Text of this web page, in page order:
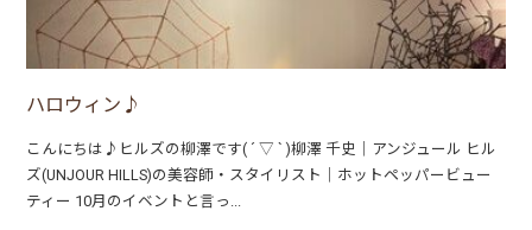
ハロウィン♪
こんにちは♪ヒルズの柳澤です( ´ ▽ ` )柳澤 千史｜アンジュール ヒル
ズ(UNJOUR HILLS)の美容師・スタイリスト｜ホットペッパービュー
ティー 10月のイベントと言っ...